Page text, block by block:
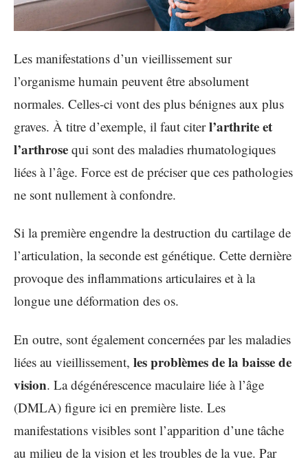
Les manifestations d’un vieillissement sur
l’organisme humain peuvent être absolument
normales. Celles-ci vont des plus bénignes aux plus
graves. À titre d’exemple, il faut citerl’arthrite et
l’arthrose qui sont des maladies rhumatologiques
liées à l’âge. Force est de préciser que ces pathologies
ne sont nullement à confondre.
Si la première engendre la destruction du cartilage de
l’articulation, la seconde est génétique. Cette dernière
provoque des inflammations articulaires et à la
longue une déformation des os.
En outre, sont également concernées par les maladies
liées au vieillissement, les problèmes de la baisse de
vision. La dégénérescence maculaire liée à l’âge
(DMLA) figure ici en première liste. Les
manifestations visibles sont l’apparition d’une tâche
au milieu de la vision et les troubles de la vue. Par